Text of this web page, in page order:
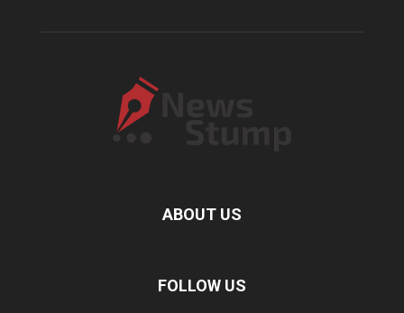
ABOUT US
FOLLOW US